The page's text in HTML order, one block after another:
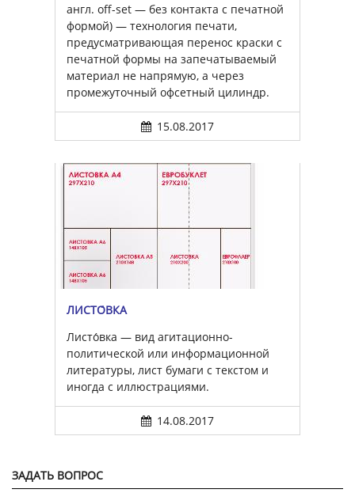
англ. off-set — без контакта с печатной
формой) — технология печати,
предусматривающая перенос краски с
печатной формы на запечатываемый
материал не напрямую, а через
промежуточный офсетный цилиндр.
15.08.2017
ЛИСТО́ВКА
Листо́вка — вид агитационно-
политической или информационной
литературы, лист бумаги с текстом и
иногда с иллюстрациями.
14.08.2017
ЗАДАТЬ ВОПРОС